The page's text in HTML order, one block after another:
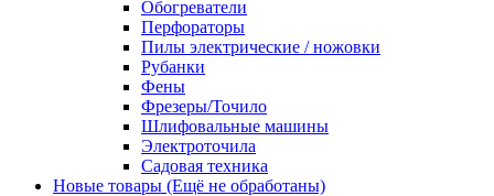
Обогреватели
Перфораторы
Пилы электрические / ножовки
Рубанки
Фены
Фрезеры/Точило
Шлифовальные машины
Электроточила
Садовая техника
Новые товары (Ещё не обработаны)